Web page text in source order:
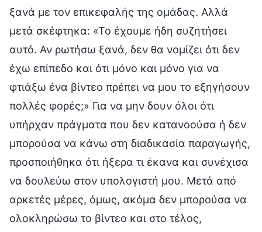
ξανά με τον επικεφαλής της ομάδας. Αλλά
μετά σκέφτηκα: «Το έχουμε ήδη συζητήσει
αυτό. Αν ρωτήσω ξανά, δεν θα νομίζει ότι δεν
έχω επίπεδο και ότι μόνο και μόνο για να
φτιάξω ένα βίντεο πρέπει να μου το εξηγήσουν
πολλές φορές;» Για να μην δουν όλοι ότι
υπήρχαν πράγματα που δεν κατανοούσα ή δεν
μπορούσα να κάνω στη διαδικασία παραγωγής,
προσποιήθηκα ότι ήξερα τι έκανα και συνέχισα
να δουλεύω στον υπολογιστή μου. Μετά από
αρκετές μέρες, όμως, ακόμα δεν μπορούσα να
ολοκληρώσω το βίντεο και στο τέλος,